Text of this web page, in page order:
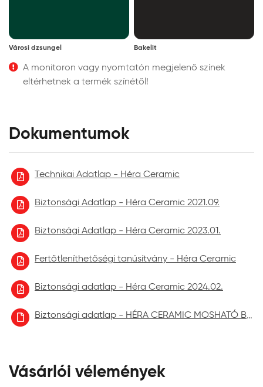
Városi dzsungel Bakelit
A monitoron vagy nyomtatón megjelenő színek
eltérhetnek a termék színétől!
Dokumentumok
Technikai Adatlap - Héra Ceramic
Biztonsági Adatlap - Héra Ceramic 2021.09.
Biztonsági Adatlap - Héra Ceramic 2023.01.
Fertőtleníthetőségi tanúsítvány - Héra Ceramic
Biztonsági adatlap - Héra Ceramic 2024.02.
Biztonsági adatlap - HÉRA CERAMIC MOSHATÓ BELTÉRI FALFESTÉK aktuális
Vásárlói vélemények